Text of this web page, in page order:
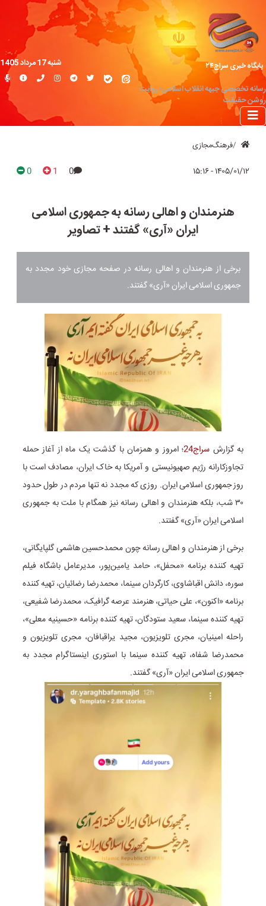
پایگاه خبری سراج۲۴
رسانه تخصصی جبهه انقلاب اسلامی؛ روایت
روشن حقیقت
شنبه 17 مرداد 1405
فرهنگ‌مجازی
۱۴۰۵/۰۱/۱۲ - ۱۵:۱۶ 0
1
0
هنرمندان و اهالی رسانه به جمهوری اسلامی
ایران «آری» گفتند + تصاویر
برخی از هنرمندان و اهالی رسانه در صفحه مجازی خود مجدد به
جمهوری اسلامی ایران «آری» گفتند.
به گزارش سراج24 ؛امروز و همزمان با گذشت یک ماه از آغاز حمله
تجاوزکارانه رژیم صهیونیستی و آمریکا به خاک ایران، مصادف است با
روز جمهوری اسلامی ایران. روزی که مجدد نه تنها مردم در طول حدود
۳۰ شب، بلکه هنرمندان و اهالی رسانه نیز همگام با ملت به جمهوری
اسلامی ایران «آری» گفتند.
برخی از هنرمندان و اهالی رسانه چون محمدحسین هاشمی گلپایگانی،
تهیه کننده برنامه «محفل»، حامد یامین‌پور، مدیرعامل باشگاه فیلم
سوره، دانش اقباشاوی، کارگردان سینما، محمدرضا رضائیان، تهیه کننده
برنامه «اکنون»، علی حیاتی، هنرمند عرصه گرافیک، محمدرضا شفیعی،
تهیه کننده سینما، سعید ستودگان، تهیه کننده برنامه «حسینیه معلی»،
راحله امینیان، مجری تلویزیون، مجید یراقبافان، مجری تلویزیون و
محمدرضا شفاه، تهیه کننده سینما با استوری اینستاگرام مجدد به
جمهوری اسلامی ایران «آری» گفتند.